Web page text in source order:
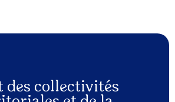
des collectivités